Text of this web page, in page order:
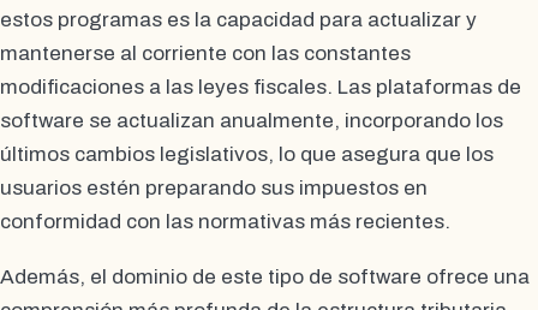
estos programas es la capacidad para actualizar y
mantenerse al corriente con las constantes
modificaciones a las leyes fiscales. Las plataformas de
software se actualizan anualmente, incorporando los
últimos cambios legislativos, lo que asegura que los
usuarios estén preparando sus impuestos en
conformidad con las normativas más recientes.
Además, el dominio de este tipo de software ofrece una